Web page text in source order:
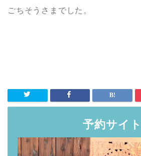
ごちそうさまでした。
予約サイト